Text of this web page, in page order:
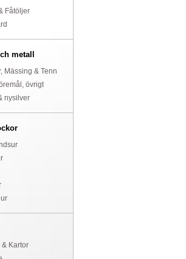
Fåtöljer
metall
Mässing & Tenn
övrigt
nysilver
& Kartor